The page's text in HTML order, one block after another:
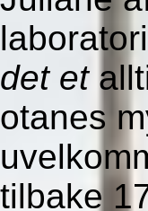
det et
otanes
tilbake